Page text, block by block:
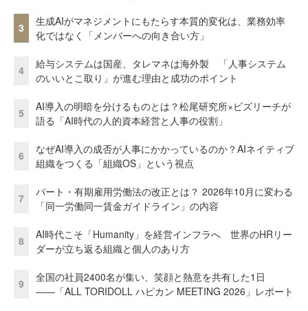
3
生成AIがマネジメントにもたらす本質的変化は、業務効率
化ではなく「メンバーへの向き合い方」
4
給与システムは国産、タレマネは海外製 「人事システム
のいいとこ取り」が進む理由と成功のポイント
5
AI導入の明暗を分けるものとは？松尾研究所×ビズリーチが
語る「AI時代の人的資本経営と人事の役割」
6
なぜAI導入の成否が人事にかかっているのか？AIネイティブ
組織をつくる「組織OS」という視点
7
パート・有期雇用労働法の改正とは？ 2026年10月に変わる
「同一労働同一賃金ガイドライン」の内容
8
AI時代こそ「Humanity」を経営インフラへ 世界のHRリー
ダーが立ち返る組織と個人のあり方
9
全国の社員2400名が集い、笑顔と熱意を共有した1日
――「ALL TORIDOLL ハピカン MEETING 2026」レポート